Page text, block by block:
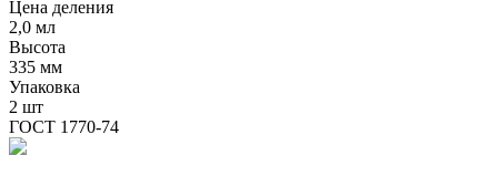
Цена деления
2,0 мл
Высота
335 мм
Упаковка
2 шт
ГОСТ 1770-74